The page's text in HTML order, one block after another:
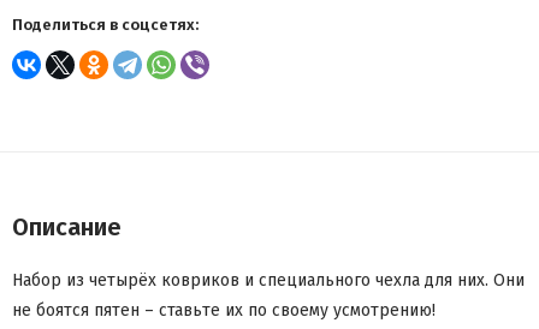
Поделиться в соцсетях:
Описание
Набор из четырёх ковриков и специального чехла для них. Они
не боятся пятен – ставьте их по своему усмотрению!